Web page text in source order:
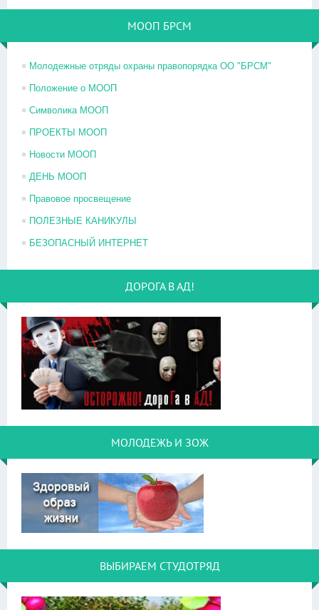
МООП БРСМ
Молодежные отряды охраны правопорядка ОО "БРСМ"
Положение о МООП
Символика МООП
ПРОЕКТЫ МООП
Новости МООП
ДЕНЬ МООП
Правовое просвещение
ПОЛЕЗНЫЕ КАНИКУЛЫ
БЕЗОПАСНЫЙ ИНТЕРНЕТ
ДОРОГА В АД!
МОЛОДЕЖЬ И ЗОЖ
ВЫБИРАЕМ СТУДОТРЯД